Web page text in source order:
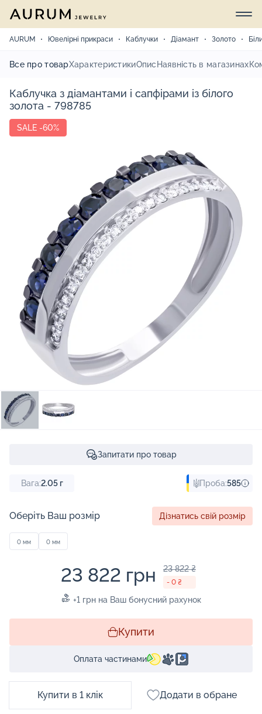
AURUM Ювелірні прикраси Каблучки Діамант Золото
Все про товарХарактеристикиОпис Наявність в магазинах
Каблучка з діамантами і сапфірами із білого
золота - 798785
SALE -60%
Запитати про товар
Вага:2.05г Проба:585
Оберіть Ваш розмір Дізнатись свій розмір
0 мм 0 мм
23 822 грн 23 822 ₴
- 0 ₴
+1 грн на Ваш бонусний рахунок
Купити
Оплата частинами
Купити в 1 клік Додати в обране